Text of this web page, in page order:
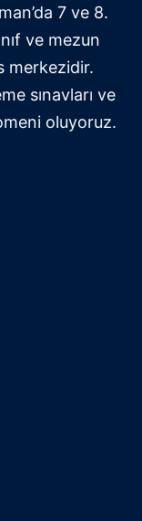
7 ve 8.
ve mezun
merkezidir.
sınavları ve
oluyoruz.